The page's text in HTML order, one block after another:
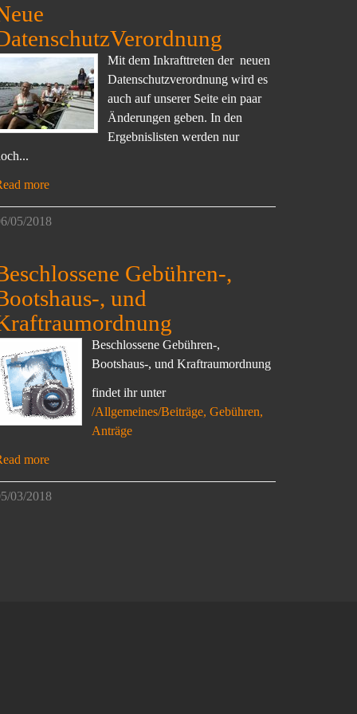
Mit dem Inkrafttreten der neuen
Datenschutzverordnung wird es
auch auf unserer Seite ein paar
Änderungen geben. In den
Ergebnislisten werden nur
more
05/2018
Gebühren-,
, und
Beschlossene Gebühren-,
Bootshaus-, und Kraftraumordnung
findet ihr unter
/Allgemeines/Beiträge, Gebühren,
Anträge
more
03/2018